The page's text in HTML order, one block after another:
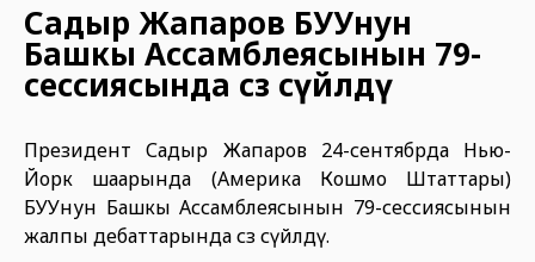
Садыр Жапаров БУУнун
Башкы Ассамблеясынын 79-
сессиясында сөз сүйлөдү
Президент Садыр Жапаров 24-сентябрда Нью-
Йорк шаарында (Америка Кошмо Штаттары)
БУУнун Башкы Ассамблеясынын 79-сессиясынын
жалпы дебаттарында сөз сүйлөдү.